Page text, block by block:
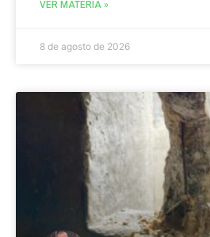
VER MATÉRIA »
8 de agosto de 2026